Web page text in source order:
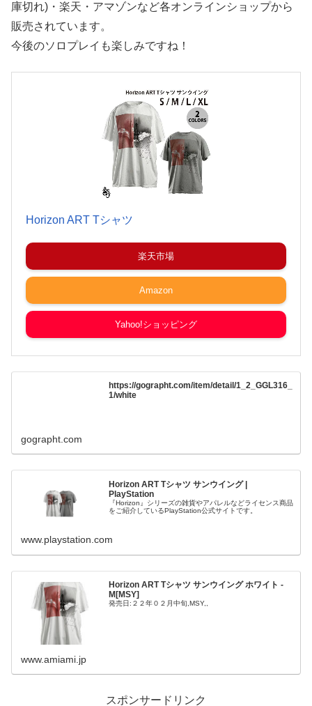
庫切れ)・楽天・アマゾンなど各オンラインショップから
販売されています。
今後のソロプレイも楽しみですね！
Horizon ART Tシャツ
楽天市場
Amazon
Yahoo!ショッピング
https://gographt.com/item/detail/1_2_GGL316_
1/white
gographt.com
Horizon ART Tシャツ サンウイング |
PlayStation
『Horizon』シリーズの雑貨やアパレルなどライセンス商品
をご紹介しているPlayStation公式サイトです。
www.playstation.com
Horizon ART Tシャツ サンウイング ホワイト -
M[MSY]
発売日:２２年０２月中旬,MSY,,
www.amiami.jp
スポンサードリンク